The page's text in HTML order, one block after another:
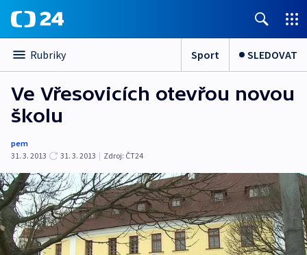
Rubriky Sport SLEDOVAT
Ve Vřesovicích otevřou novou
školu
pem
31. 3. 2013
31. 3. 2013 | Zdroj: ČT24